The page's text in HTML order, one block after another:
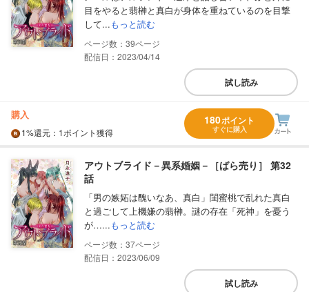
目をやると翡榊と真白が身体を重ねているのを目撃
して...もっと読む
39
配信日：2023/04/14
試し読み
購入
1%還元 ：1ポイント獲得
180ポイント
すぐに購入
アウトブライド－異系婚姻－［ばら売り］ 第32
話
「男の嫉妬は醜いなあ、真白」閨蜜桃で乱れた真白
と過ごして上機嫌の翡榊。謎の存在「死神」を憂う
が…...もっと読む
37
配信日：2023/06/09
試し読み